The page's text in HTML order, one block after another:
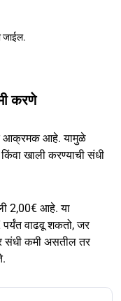
जाईल.
करणे
आक्रमक आहे. यामुळे
खाली करण्याची संधी
2,00€ आहे. या
वाढवू शकतो, जर
संधी कमी असतील तर